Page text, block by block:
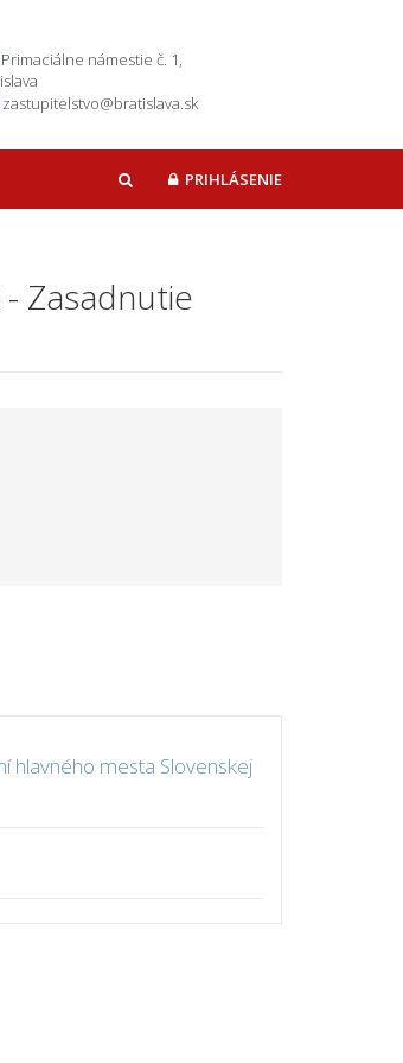
Primaciálne námestie č. 1,
zastupitelstvo@bratislava.sk
HĽADAŤPRIHLÁSENIE
Zasadnutie
hlavného mesta Slovenskej